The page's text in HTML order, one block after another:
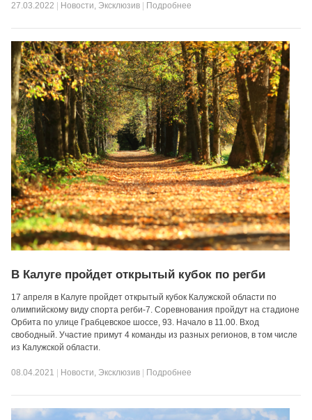
27.03.2022 Новости, Эксклюзив Подробнее
В Калуге пройдет открытый кубок по регби
17 апреля в Калуге пройдет открытый кубок Калужской области по
олимпийскому виду спорта регби-7. Соревнования пройдут на стадионе
Орбита по улице Грабцевское шоссе, 93. Начало в 11.00. Вход
свободный. Участие примут 4 команды из разных регионов, в том числе
из Калужской области.
08.04.2021 Новости, Эксклюзив Подробнее